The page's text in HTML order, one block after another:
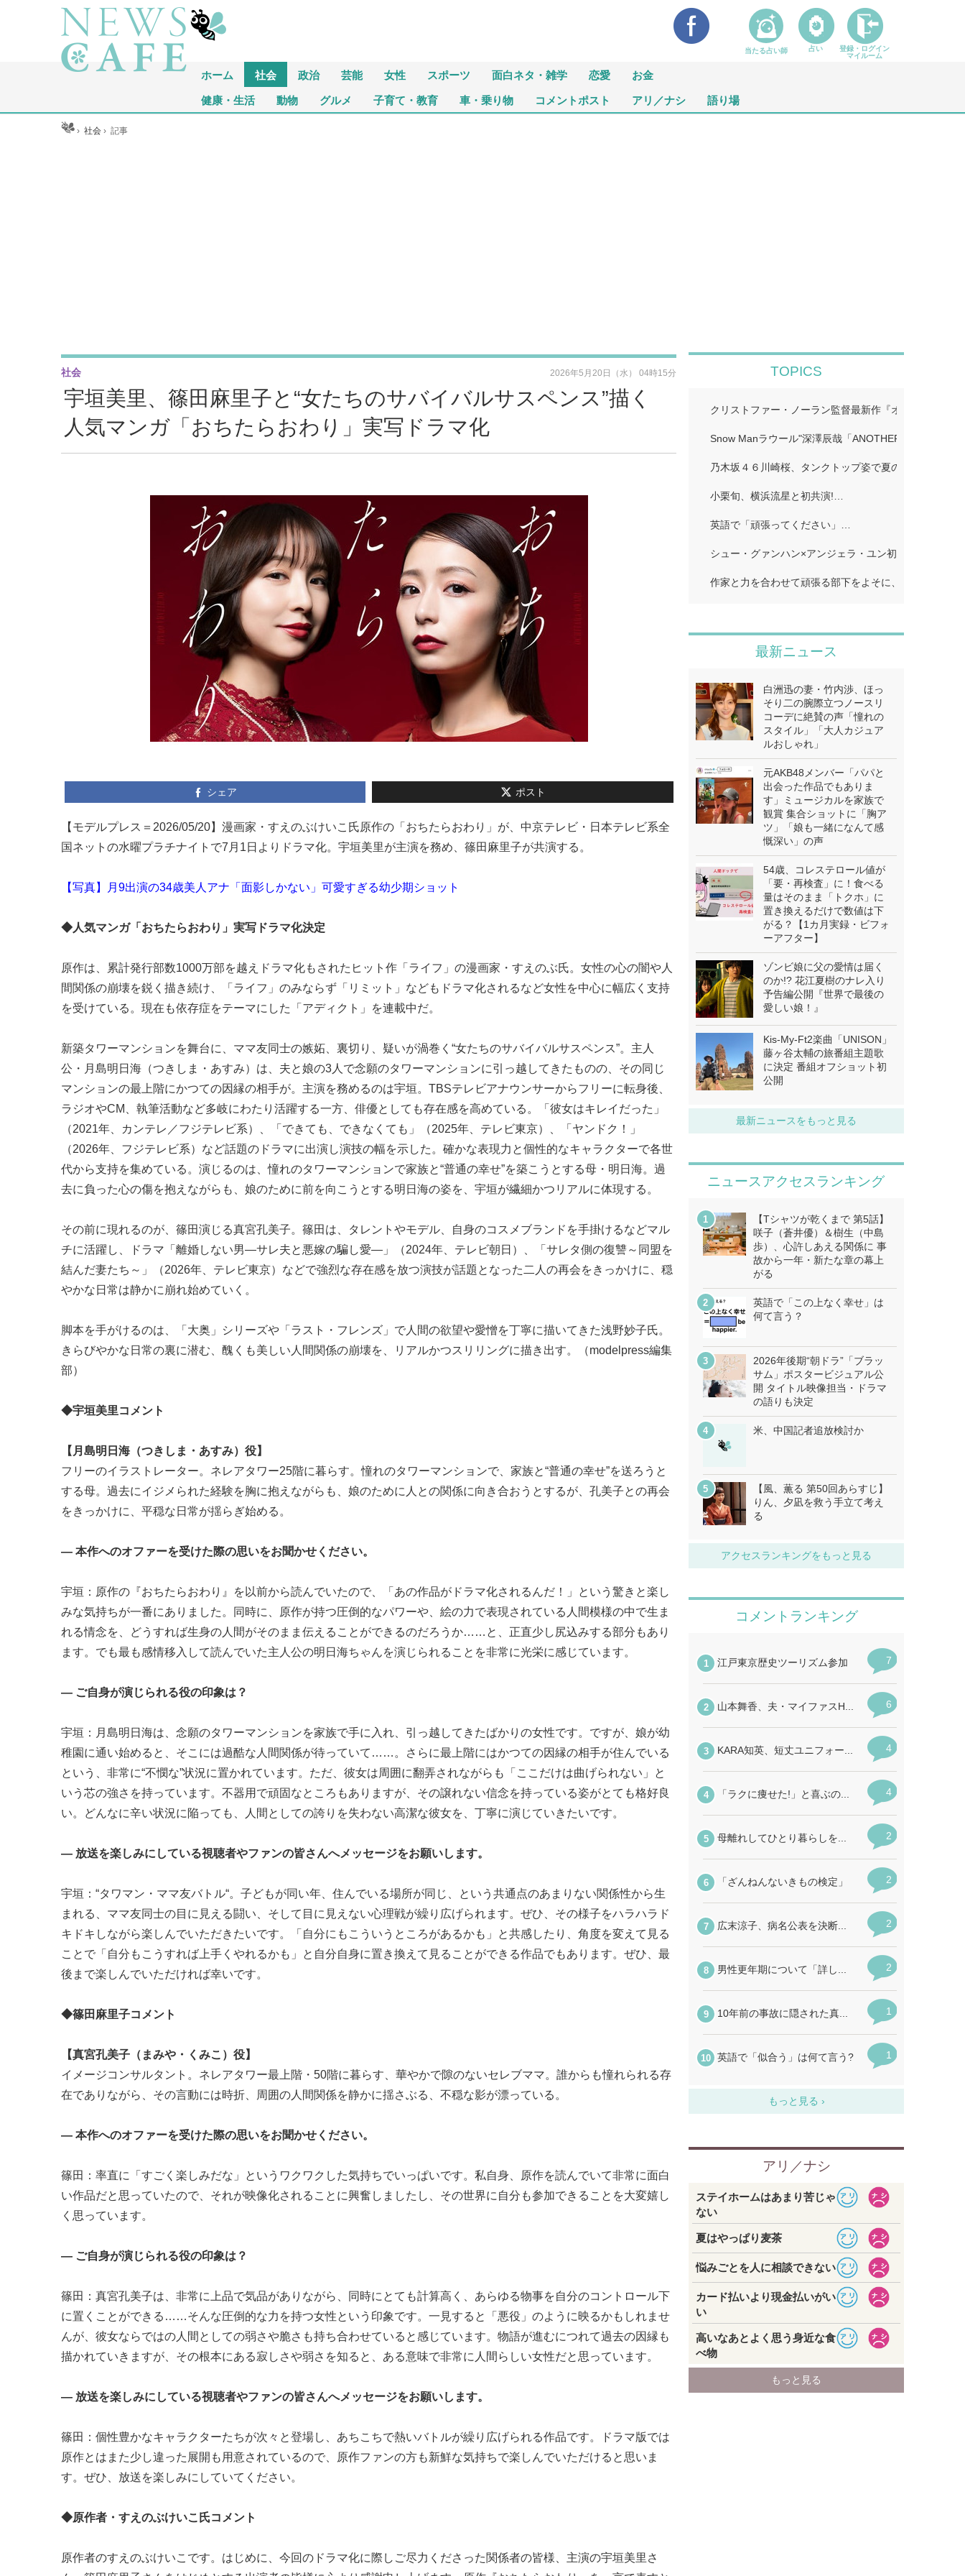
ホーム 社会 政治 芸能 女性 スポーツ 面白ネタ・雑学 恋愛 お金
健康・生活 動物 グルメ 子育て・教育 車・乗り物 コメントポスト アリ／ナシ 語り場
ホーム ›社会 ›記事
宇垣美里、篠田麻里子と“女たちのサバイバルサスペンス”描く
人気マンガ「おちたらおわり」実写ドラマ化
社会 2026年5月20日（水） 04時15分
シェア ポスト
【モデルプレス＝2026/05/20】漫画家・すえのぶけいこ氏原作の「おちたらおわり」が、中京テレビ・日本テレビ系全
国ネットの水曜プラチナイトで7月1日よりドラマ化。宇垣美里が主演を務め、篠田麻里子が共演する。
【写真】月9出演の34歳美人アナ「面影しかない」可愛すぎる幼少期ショット
◆人気マンガ「おちたらおわり」実写ドラマ化決定
原作は、累計発行部数1000万部を越えドラマ化もされたヒット作「ライフ」の漫画家・すえのぶ氏。女性の心の闇や人
間関係の崩壊を鋭く描き続け、「ライフ」のみならず「リミット」などもドラマ化されるなど女性を中心に幅広く支持
を受けている。現在も依存症をテーマにした「アディクト」を連載中だ。
新築タワーマンションを舞台に、ママ友同士の嫉妬、裏切り、疑いが渦巻く“女たちのサバイバルサスペンス”。主人
公・月島明日海（つきしま・あすみ）は、夫と娘の3人で念願のタワーマンションに引っ越してきたものの、その同じ
マンションの最上階にかつての因縁の相手が。主演を務めるのは宇垣。TBSテレビアナウンサーからフリーに転身後、
ラジオやCM、執筆活動など多岐にわたり活躍する一方、俳優としても存在感を高めている。「彼女はキレイだった」
（2021年、カンテレ／フジテレビ系）、「できても、できなくても」（2025年、テレビ東京）、「ヤンドク！」
（2026年、フジテレビ系）など話題のドラマに出演し演技の幅を示した。確かな表現力と個性的なキャラクターで各世
代から支持を集めている。演じるのは、憧れのタワーマンションで家族と“普通の幸せ”を築こうとする母・明日海。過
去に負った心の傷を抱えながらも、娘のために前を向こうとする明日海の姿を、宇垣が繊細かつリアルに体現する。
その前に現れるのが、篠田演じる真宮孔美子。篠田は、タレントやモデル、自身のコスメブランドを手掛けるなどマル
チに活躍し、ドラマ「離婚しない男―サレ夫と悪嫁の騙し愛―」（2024年、テレビ朝日）、「サレタ側の復讐～同盟を
結んだ妻たち～」（2026年、テレビ東京）などで強烈な存在感を放つ演技が話題となった二人の再会をきっかけに、穏
やかな日常は静かに崩れ始めていく。
脚本を手がけるのは、「大奥」シリーズや「ラスト・フレンズ」で人間の欲望や愛憎を丁寧に描いてきた浅野妙子氏。
きらびやかな日常の裏に潜む、醜くも美しい人間関係の崩壊を、リアルかつスリリングに描き出す。（modelpress編集
部）
◆宇垣美里コメント
【月島明日海（つきしま・あすみ）役】
フリーのイラストレーター。ネレアタワー25階に暮らす。憧れのタワーマンションで、家族と“普通の幸せ”を送ろうと
する母。過去にイジメられた経験を胸に抱えながらも、娘のために人との関係に向き合おうとするが、孔美子との再会
をきっかけに、平穏な日常が揺らぎ始める。
― 本作へのオファーを受けた際の思いをお聞かせください。
宇垣：原作の『おちたらおわり』を以前から読んでいたので、「あの作品がドラマ化されるんだ！」という驚きと楽し
みな気持ちが一番にありました。同時に、原作が持つ圧倒的なパワーや、絵の力で表現されている人間模様の中で生ま
れる情念を、どうすれば生身の人間がそのまま伝えることができるのだろうか……と、正直少し尻込みする部分もあり
ます。でも最も感情移入して読んでいた主人公の明日海ちゃんを演じられることを非常に光栄に感じています。
― ご自身が演じられる役の印象は？
宇垣：月島明日海は、念願のタワーマンションを家族で手に入れ、引っ越してきたばかりの女性です。ですが、娘が幼
稚園に通い始めると、そこには過酷な人間関係が待っていて……。さらに最上階にはかつての因縁の相手が住んでいる
という、非常に“不憫な”状況に置かれています。ただ、彼女は周囲に翻弄されながらも「ここだけは曲げられない」と
いう芯の強さを持っています。不器用で頑固なところもありますが、その譲れない信念を持っている姿がとても格好良
い。どんなに辛い状況に陥っても、人間としての誇りを失わない高潔な彼女を、丁寧に演じていきたいです。
― 放送を楽しみにしている視聴者やファンの皆さんへメッセージをお願いします。
宇垣：“タワマン・ママ友バトル“。子どもが同い年、住んでいる場所が同じ、という共通点のあまりない関係性から生
まれる、ママ友同士の目に見える闘い、そして目に見えない心理戦が繰り広げられます。ぜひ、その様子をハラハラド
キドキしながら楽しんでいただきたいです。「自分にもこういうところがあるかも」と共感したり、角度を変えて見る
ことで「自分もこうすれば上手くやれるかも」と自分自身に置き換えて見ることができる作品でもあります。ぜひ、最
後まで楽しんでいただければ幸いです。
◆篠田麻里子コメント
【真宮孔美子（まみや・くみこ）役】
イメージコンサルタント。ネレアタワー最上階・50階に暮らす、華やかで隙のないセレブママ。誰からも憧れられる存
在でありながら、その言動には時折、周囲の人間関係を静かに揺さぶる、不穏な影が漂っている。
― 本作へのオファーを受けた際の思いをお聞かせください。
篠田：率直に「すごく楽しみだな」というワクワクした気持ちでいっぱいです。私自身、原作を読んでいて非常に面白
い作品だと思っていたので、それが映像化されることに興奮しましたし、その世界に自分も参加できることを大変嬉し
く思っています。
― ご自身が演じられる役の印象は？
篠田：真宮孔美子は、非常に上品で気品がありながら、同時にとても計算高く、あらゆる物事を自分のコントロール下
に置くことができる……そんな圧倒的な力を持つ女性という印象です。一見すると「悪役」のように映るかもしれませ
んが、彼女ならではの人間としての弱さや脆さも持ち合わせていると感じています。物語が進むにつれて過去の因縁も
描かれていきますが、その根本にある寂しさや弱さを知ると、ある意味で非常に人間らしい女性だと思っています。
― 放送を楽しみにしている視聴者やファンの皆さんへメッセージをお願いします。
篠田：個性豊かなキャラクターたちが次々と登場し、あちこちで熱いバトルが繰り広げられる作品です。ドラマ版では
原作とはまた少し違った展開も用意されているので、原作ファンの方も新鮮な気持ちで楽しんでいただけると思いま
す。ぜひ、放送を楽しみにしていてください。
◆原作者・すえのぶけいこ氏コメント
原作者のすえのぶけいこです。はじめに、今回のドラマ化に際しご尽力くださった関係者の皆様、主演の宇垣美里さ
TOPICS
クリストファー・ノーラン監督最新作『オデュッセイ
Snow Manラウール"深澤辰哉「ANOTHER SKY」…
乃木坂４６川崎桜、タンクトップ姿で夏のワンシーン
小栗旬、横浜流星と初共演!…
英語で「頑張ってください」…
シュー・グァンハン×アンジェラ・ユン初共演…
作家と力を合わせて頑張る部下をよそに、上司は陰で
最新ニュース
白洲迅の妻・竹内渉、ほっ
そり二の腕際立つノースリ
コーデに絶賛の声「憧れの
スタイル」「大人カジュア
ルおしゃれ」
元AKB48メンバー「パパと
出会った作品でもありま
す」ミュージカルを家族で
観賞 集合ショットに「胸ア
ツ」「娘も一緒になんて感
慨深い」の声
54歳、コレステロール値が
「要・再検査」に！食べる
量はそのまま「トクホ」に
置き換えるだけで数値は下
がる？【1カ月実録・ビフォ
ーアフター】
ゾンビ娘に父の愛情は届く
のか!? 花江夏樹のナレ入り
予告編公開『世界で最後の
愛しい娘！』
Kis-My-Ft2楽曲「UNISON」
藤ヶ谷太輔の旅番組主題歌
に決定 番組オフショット初
公開
最新ニュースをもっと見る
ニュースアクセスランキング
【Tシャツが乾くまで 第5話】
咲子（蒼井優）＆樹生（中島
歩）、心許しあえる関係に 事
故から一年・新たな章の幕上
がる
英語で「この上なく幸せ」は
何て言う？
2026年後期“朝ドラ”「ブラッ
サム」ポスタービジュアル公
開 タイトル映像担当・ドラマ
の語りも決定
米、中国記者追放検討か
【風、薫る 第50回あらすじ】
りん、夕凪を救う手立て考え
る
アクセスランキングをもっと見る
当たる占い師 占い
登録・ログイン
マイルーム